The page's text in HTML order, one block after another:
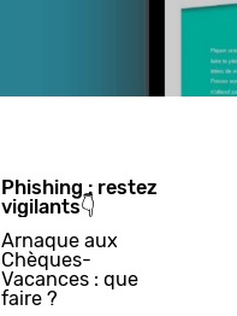
Phishing : restez
vigilants👇
Arnaque aux
Chèques-
Vacances : que
faire ?